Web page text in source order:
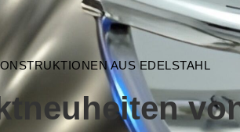
AUS EDELSTAHL